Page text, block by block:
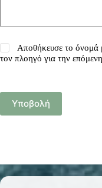
Αποθήκευσε το όνομά
τον πλοηγό για την
Υποβολή